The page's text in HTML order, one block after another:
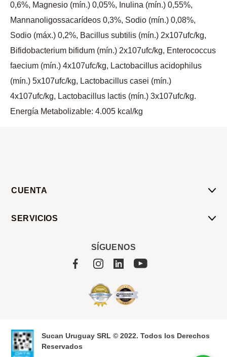
0,6%, Magnesio (mín.) 0,05%, Inulina (mín.) 0,55%,
Mannanoligossacarídeos 0,3%, Sodio (mín.) 0,08%,
Sodio (máx.) 0,2%, Bacillus subtilis (mín.) 2x107ufc/kg,
Bifidobacterium bifidum (mín.) 2x107ufc/kg, Enterococcus
faecium (mín.) 4x107ufc/kg, Lactobacillus acidophilus
(mín.) 5x107ufc/kg, Lactobacillus casei (mín.)
4x107ufc/kg, Lactobacillus lactis (mín.) 3x107ufc/kg.
Energía Metabolizable: 4.005 kcal/kg
CUENTA
SERVICIOS
SÍGUENOS
Sucan Uruguay SRL © 2022. Todos los Derechos
Reservados